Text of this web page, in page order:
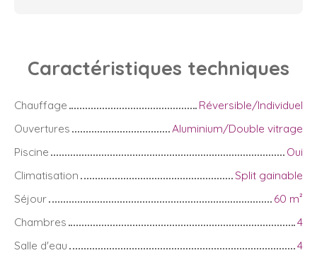
Caractéristiques techniques
Chauffage
Réversible/Individuel
Ouvertures
Aluminium/Double vitrage
Piscine
Oui
Climatisation
Split gainable
Séjour
60 m²
Chambres
4
Salle d'eau
4